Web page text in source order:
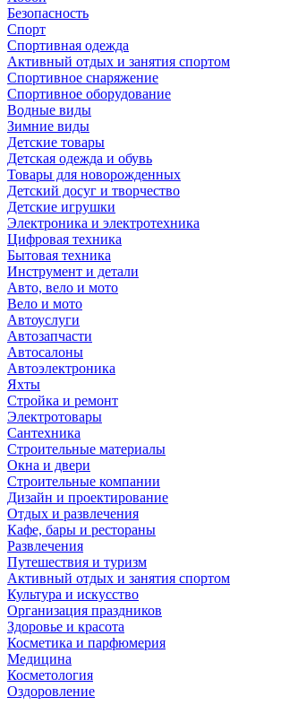
Безопасность
Спорт
Спортивная одежда
Активный отдых и занятия спортом
Спортивное снаряжение
Спортивное оборудование
Водные виды
Зимние виды
Детские товары
Детская одежда и обувь
Товары для новорожденных
Детский досуг и творчество
Детские игрушки
Электроника и электротехника
Цифровая техника
Бытовая техника
Инструмент и детали
Авто, вело и мото
Вело и мото
Автоуслуги
Автозапчасти
Автосалоны
Автоэлектроника
Яхты
Стройка и ремонт
Электротовары
Сантехника
Строительные материалы
Окна и двери
Строительные компании
Дизайн и проектирование
Отдых и развлечения
Кафе, бары и рестораны
Развлечения
Путешествия и туризм
Активный отдых и занятия спортом
Культура и искусство
Организация праздников
Здоровье и красота
Косметика и парфюмерия
Медицина
Косметология
Оздоровление